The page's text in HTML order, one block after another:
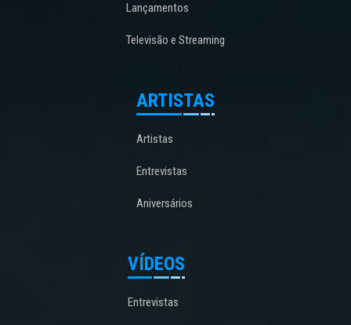
Lançamentos
Televisão e Streaming
ARTISTAS
Artistas
Entrevistas
Aniversários
VÍDEOS
Entrevistas